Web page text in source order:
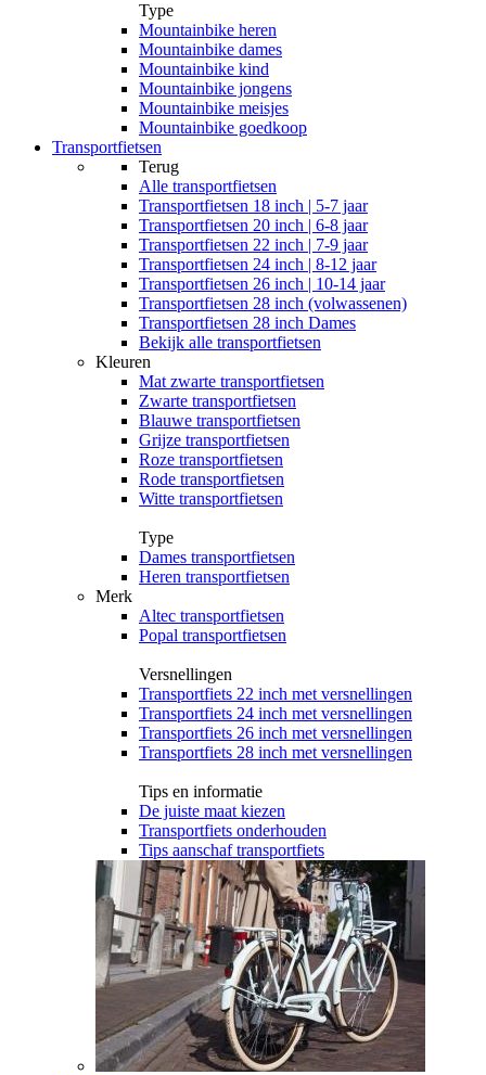
Type
Mountainbike heren
Mountainbike dames
Mountainbike kind
Mountainbike jongens
Mountainbike meisjes
Mountainbike goedkoop
Transportfietsen
Terug
Alle transportfietsen
Transportfietsen 18 inch | 5-7 jaar
Transportfietsen 20 inch | 6-8 jaar
Transportfietsen 22 inch | 7-9 jaar
Transportfietsen 24 inch | 8-12 jaar
Transportfietsen 26 inch | 10-14 jaar
Transportfietsen 28 inch (volwassenen)
Transportfietsen 28 inch Dames
Bekijk alle transportfietsen
Kleuren
Mat zwarte transportfietsen
Zwarte transportfietsen
Blauwe transportfietsen
Grijze transportfietsen
Roze transportfietsen
Rode transportfietsen
Witte transportfietsen
Type
Dames transportfietsen
Heren transportfietsen
Merk
Altec transportfietsen
Popal transportfietsen
Versnellingen
Transportfiets 22 inch met versnellingen
Transportfiets 24 inch met versnellingen
Transportfiets 26 inch met versnellingen
Transportfiets 28 inch met versnellingen
Tips en informatie
De juiste maat kiezen
Transportfiets onderhouden
Tips aanschaf transportfiets